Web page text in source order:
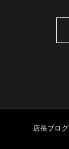
店長ブログ